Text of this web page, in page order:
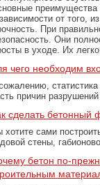
преимущества
от того,
При
Они
в уходе. Их
чего необходим
причин
сделать бетонный
хотите сами
стены,
бетон по-